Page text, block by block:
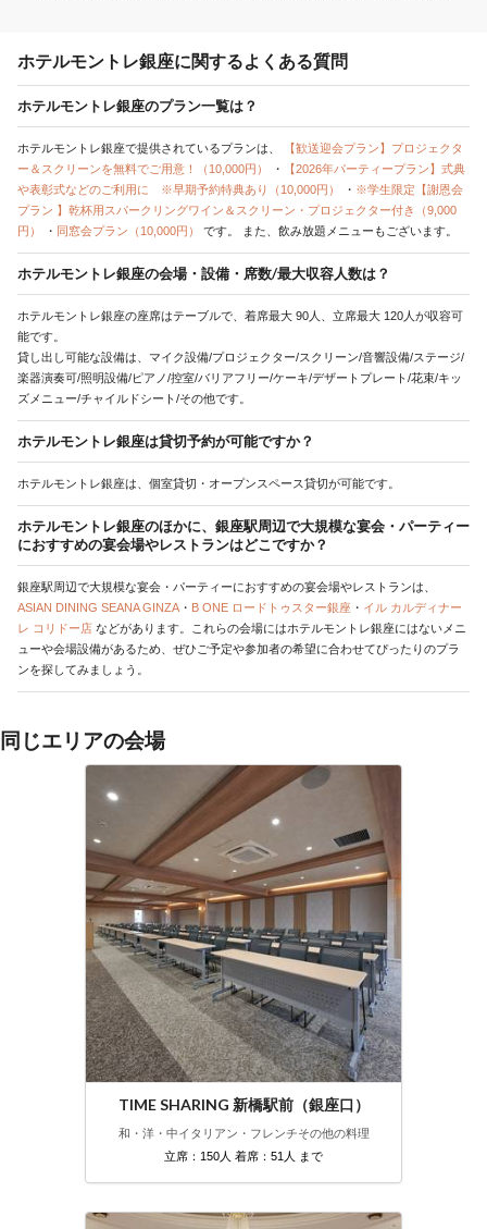
ホテルモントレ銀座に関するよくある質問
ホテルモントレ銀座のプラン一覧は？
ホテルモントレ銀座で提供されているプランは、
【歓送迎会プラン】プロジェクタ
ー＆スクリーンを無料でご用意！（10,000円）
・
【2026年パーティープラン】式典
や表彰式などのご利用に ※早期予約特典あり（10,000円）
・ ※学生限定【謝恩会
プラン 】乾杯用スパークリングワイン＆スクリーン・プロジェクター付き（9,000
円）
・ 同窓会プラン（10,000円） です。 また、飲み放題メニューもございます。
ホテルモントレ銀座の会場・設備・席数/最大収容人数は？
ホテルモントレ銀座の座席はテーブルで、着席最大 90人、立席最大 120人が収容可
能です。
貸し出し可能な設備は、マイク設備/プロジェクター/スクリーン/音響設備/ステージ/
楽器演奏可/照明設備/ピアノ/控室/バリアフリー/ケーキ/デザートプレート/花束/キッ
ズメニュー/チャイルドシート/その他です。
ホテルモントレ銀座は貸切予約が可能ですか？
ホテルモントレ銀座は、個室貸切・オープンスペース貸切が可能です。
ホテルモントレ銀座のほかに、銀座駅周辺で大規模な宴会・パーティー
におすすめの宴会場やレストランはどこですか？
銀座駅周辺で大規模な宴会・パーティーにおすすめの宴会場やレストランは、
ASIAN DINING SEANA GINZA ・ B ONE ロードトゥスター銀座 ・ イル カルディナー
レ コリドー店 などがあります。これらの会場にはホテルモントレ銀座にはないメニ
ューや会場設備があるため、ぜひご予定や参加者の希望に合わせてぴったりのプラ
ンを探してみましょう。
同じエリアの会場
TIME SHARING 新橋駅前（銀座口）
和・洋・中イタリアン・フレンチその他の料理
立席：150人 着席：51人 まで